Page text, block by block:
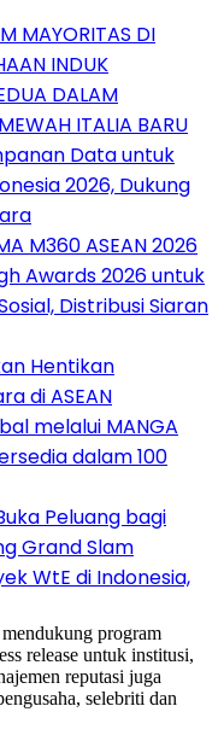
MAYORITAS DI
INDUK
DALAM
ITALIA BARU
Data untuk
2026, Dukung
M360 ASEAN 2026
Awards 2026 untuk
Distribusi Siaran
Hentikan
di ASEAN
melalui MANGA
dalam 100
Peluang bagi
Grand Slam
WtE di Indonesia,
program
release untuk institusi,
reputasi juga
selebriti dan